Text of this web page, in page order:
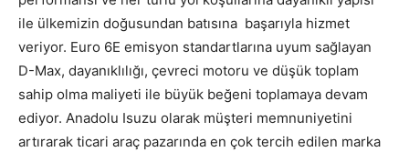
ile ülkemizin doğusundan batısına başarıyla hizmet
veriyor. Euro 6E emisyon standartlarına uyum sağlayan
D-Max, dayanıklılığı, çevreci motoru ve düşük toplam
sahip olma maliyeti ile büyük beğeni toplamaya devam
ediyor. Anadolu Isuzu olarak müşteri memnuniyetini
artırarak ticari araç pazarında en çok tercih edilen marka